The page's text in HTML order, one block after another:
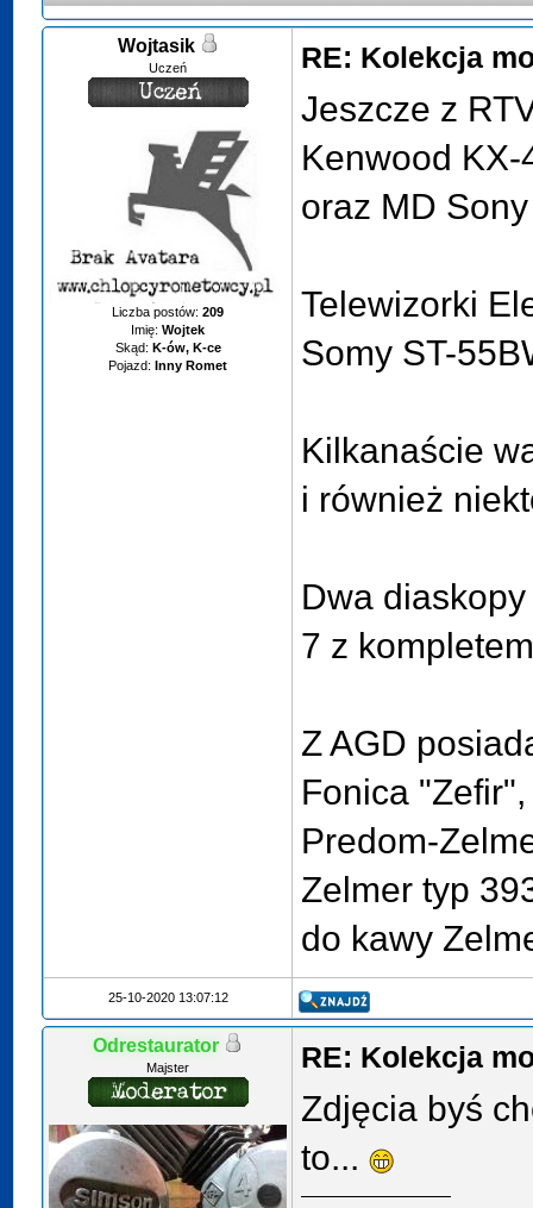
Wojtasik
Uczeń
Liczba postów:209
Imię: Wojtek
Skąd: K-ów, K-ce
Pojazd: Inny Romet
RE: Kolekcja
Jeszcze z
Kenwood
oraz MD
Telewizorki
Somy ST-
Kilkanaście
i również
Dwa
7 z
Z AGD
Fonica
Predom-
Zelmer typ
do kawy
25-10-2020 13:07:12
Odrestaurator
Majster RE: Kolekcja
Zdjęcia byś
to...